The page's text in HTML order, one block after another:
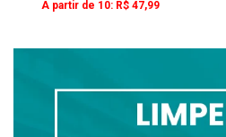
A partir de 10: R$ 47,99